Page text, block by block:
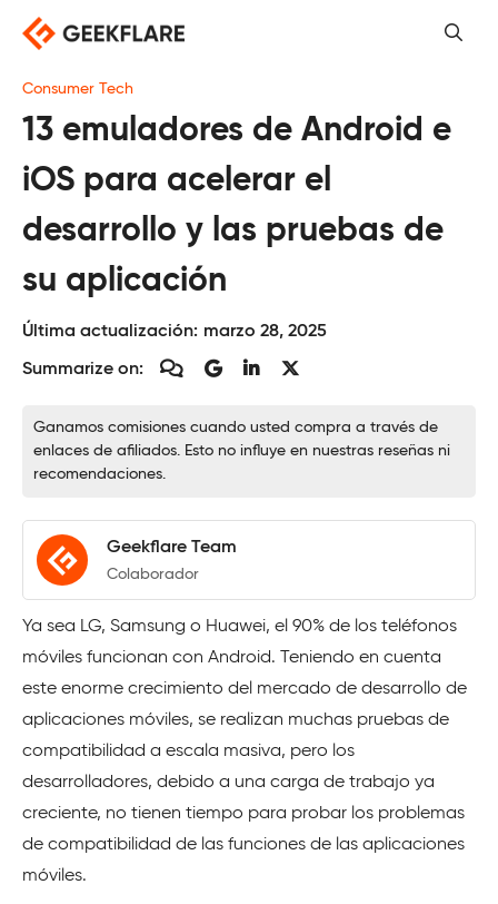
Saltar
contenido
Consumer Tech
13 emuladores de Android e
iOS para acelerar el
desarrollo y las pruebas de
su aplicación
Última actualización: marzo 28, 2025
Summarize on:
Ganamos comisiones cuando usted compra a través de
enlaces de afiliados. Esto no influye en nuestras reseñas ni
recomendaciones.
Geekflare Team
Colaborador
Ya sea LG, Samsung o Huawei, el 90% de los teléfonos
móviles funcionan con Android. Teniendo en cuenta
este enorme crecimiento del mercado de desarrollo de
aplicaciones móviles, se realizan muchas pruebas de
compatibilidad a escala masiva, pero los
desarrolladores, debido a una carga de trabajo ya
creciente, no tienen tiempo para probar los problemas
de compatibilidad de las funciones de las aplicaciones
móviles.